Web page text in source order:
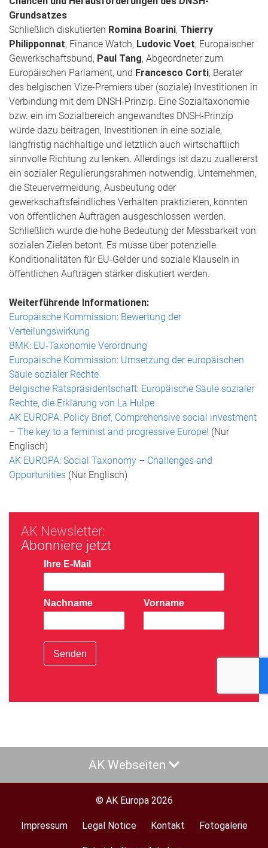
Grundsatzes
Schließlich diskutierten Romina Boarini, Thierry
Philipponnat, Finance Watch, Ludovic Voet, Europäischer
Gewerkschaftsbund, Paul Tang, Abgeordneter zum
Europäischen Parlament, und Francesco Corti, Berater
des belgischen Vize-Premiers über (soziale) Investitionen in
Verbindung mit dem DNSH-Prinzip. Eine Sozialtaxonomie
bzw. ein im Sozialbereich angewandtes DNSH-Prinzip
würde dazu beitragen, Investitionen in eine soziale,
langfristig nachhaltige und letztlich auch wirtschaftlich
sinnvolle Richtung zu lenken. Allerdings ist dazu zuallererst
ein sozialer Regulierungsrahmen notwendig. Unternehmen,
die Steuervermeidung, Ausbeutung oder
gewerkschaftsfeindliches Verhalten praktizieren, könnten
von öffentlichen Aufträgen ausgeschlossen werden.
Schließlich wurde die hohe Bedeutung der Messbarkeit von
sozialen Zielen betont. Es müsse über potenzielle
Konditionalitäten für EU-Gelder und soziale Klauseln in
öffentlichen Aufträgen stärker diskutiert werden.
Weiterführende Informationen:
Europäische Kommission: Bewertung der
Verteilungswirkung
BMK: EU-Taxonomie Verordnung
Europäische Kommission: Umsetzung der europäischen
Säule sozialer Rechte
Belgische Ratspräsidentschaft: Europäische Säule sozialer
Rechte, die Erklärung von La Hulpe
AK EUROPA: Policy Brief, Comprehensive social investment
– The key to a feminist and progressive Europe! (Nur
Englisch)
AK EUROPA: Social Taxonomy – Challenges and
Opportunities (Nur Englisch)
AK Newsletter:
Abonniere jetzt
Ihre E-Mail
Nachname Vorname
Senden
AK Webseiten
© AK Europa 2026
Footer
Impressum Legal Notice Kontakt Fotogalerie